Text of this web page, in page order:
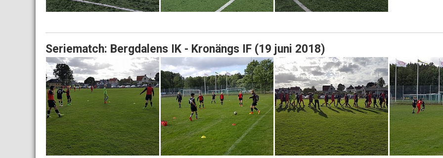
Seriematch: Bergdalens IK - Kronängs IF (19 juni 2018)